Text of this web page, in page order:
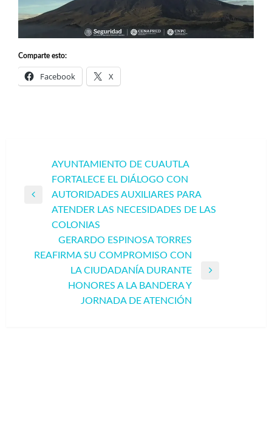
Comparte esto:
Facebook X
Navegación
entradas
AYUNTAMIENTO DE CUAUTLA
FORTALECE EL DIÁLOGO CON
AUTORIDADES AUXILIARES PARA
ATENDER LAS NECESIDADES DE LAS
COLONIAS
GERARDO ESPINOSA TORRES
REAFIRMA SU COMPROMISO CON
LA CIUDADANÍA DURANTE
HONORES A LA BANDERA Y
JORNADA DE ATENCIÓN